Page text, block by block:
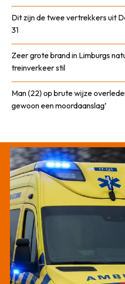
Dit zijn de twee vertrekkers uit
31
Zeer grote brand in Limburgs
treinverkeer stil
Man (22) op brute wijze
gewoon een moordaanslag’